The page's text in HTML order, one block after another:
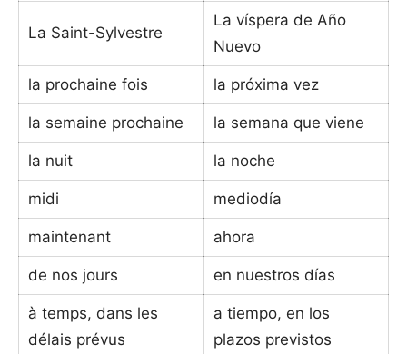
La Saint-Sylvestre
La víspera de Año
Nuevo
la prochaine fois la próxima vez
la semaine prochaine la semana que viene
la nuit la noche
midi mediodía
maintenant ahora
de nos jours en nuestros días
à temps, dans les
délais prévus
a tiempo, en los
plazos previstos